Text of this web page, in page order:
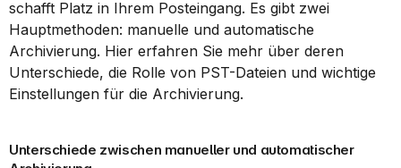
schafft Platz in Ihrem Posteingang. Es gibt zwei
Hauptmethoden: manuelle und automatische
Archivierung. Hier erfahren Sie mehr über deren
Unterschiede, die Rolle von PST-Dateien und wichtige
Einstellungen für die Archivierung.
Unterschiede zwischen manueller und automatischer